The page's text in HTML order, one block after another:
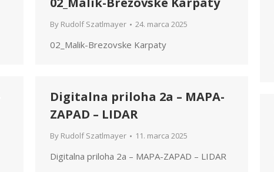
By Rudolf Szatlmayer 24. marca 2025
02_Malik-Brezovske Karpaty
Digitalna priloha 2a – MAPA-
ZAPAD – LIDAR
By Rudolf Szatlmayer 11. marca 2025
Digitalna priloha 2a – MAPA-ZAPAD – LIDAR